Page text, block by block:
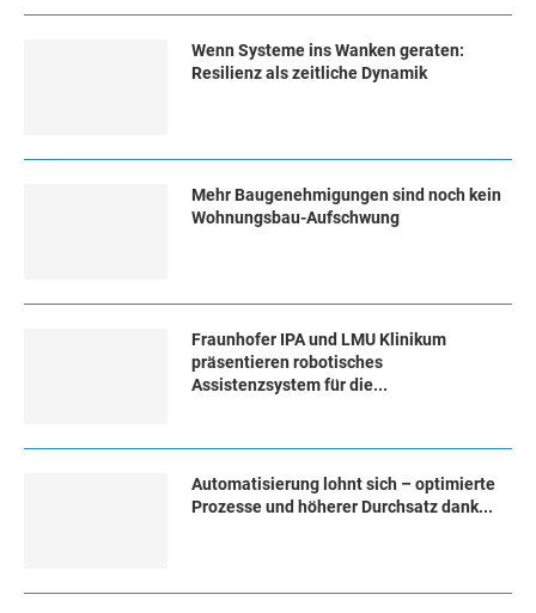
Wenn Systeme ins Wanken geraten:
Resilienz als zeitliche Dynamik
Mehr Baugenehmigungen sind noch kein
Wohnungsbau-Aufschwung
Fraunhofer IPA und LMU Klinikum
präsentieren robotisches
Assistenzsystem für die...
Automatisierung lohnt sich – optimierte
Prozesse und höherer Durchsatz dank...